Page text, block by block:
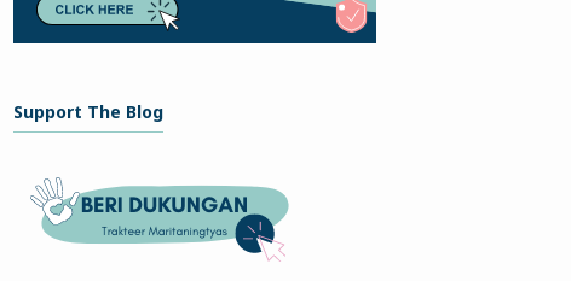
Support The Blog